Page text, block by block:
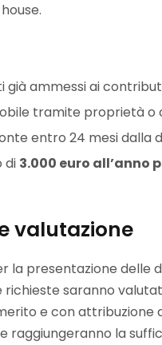
già ammessi ai
tramite proprietà
entro 24 mesi dalla
di 3.000 euro all’anno
valutazione
la presentazione delle
richieste saranno
e con attribuzione
raggiungeranno la